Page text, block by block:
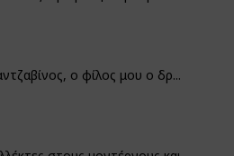
ο φίλος μου ο δρ...